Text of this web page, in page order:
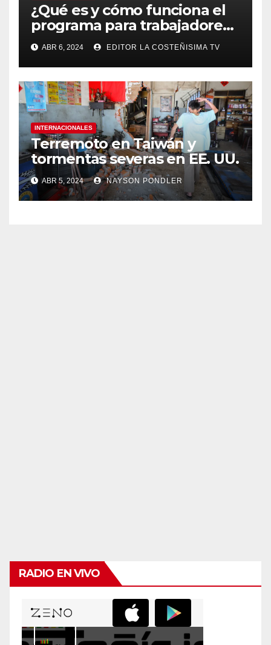
¿Qué es y cómo funciona el
programa para trabajadores
migrantes de Panamá y
Nicaragua en Costa Rica?
ABR 6, 2024 EDITOR LA COSTEÑISIMA TV
INTERNACIONALES
Terremoto en Taiwán y
tormentas severas en EE. UU.￼
ABR 5, 2024 NAYSON PONDLER
RADIO EN VIVO